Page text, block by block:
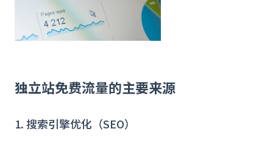
独立站免费流量的主要来源
1. 搜索引擎优化（SEO）